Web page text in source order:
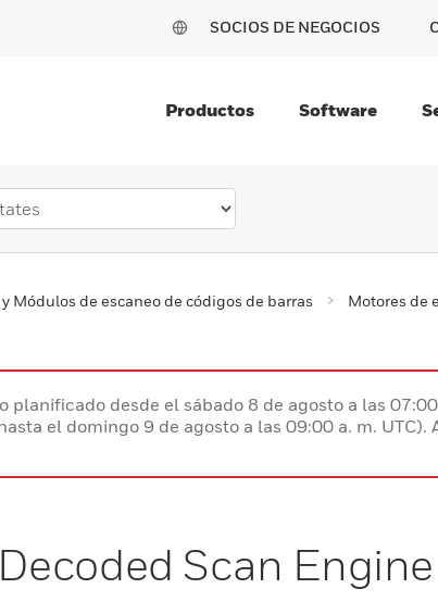
SOCIOS DE NEGOCIOS
Productos Software
Módulos de escaneo de códigos de barras Motores de
desde el sábado 8 de agosto a las
el domingo 9 de agosto a las 09:00 a. m.
Scan Engine